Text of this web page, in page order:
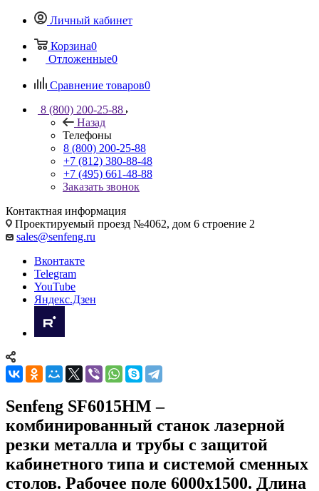
Личный кабинет
Корзина0
Отложенные0
Сравнение товаров0
8 (800) 200-25-88
Назад
Телефоны
8 (800) 200-25-88
+7 (812) 380-88-48
+7 (495) 661-48-88
Заказать звонок
Контактная информация
Проектируемый проезд №4062, дом 6 строение 2
sales@senfeng.ru
Вконтакте
Telegram
YouTube
Яндекс.Дзен
Senfeng SF6015HM –
комбинированный станок лазерной
резки металла и трубы с защитой
кабинетного типа и системой сменных
столов. Рабочее поле 6000х1500. Длина